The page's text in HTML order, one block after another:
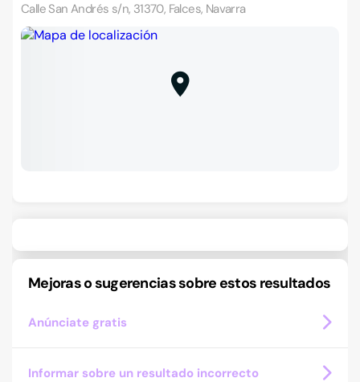
Calle San Andrés s/n, 31370, Falces, Navarra
Mejoras o sugerencias sobre estos resultados
Anúnciate gratis
Informar sobre un resultado incorrecto